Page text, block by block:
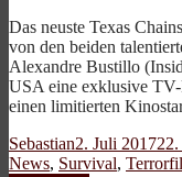
Das neuste Texas
von den beiden
Alexandre Bustillo
USA eine exklusive
einen limitierten
Sebastian2. Juli 2017
News, Survival,